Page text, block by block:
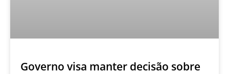
Governo visa manter decisão sobre